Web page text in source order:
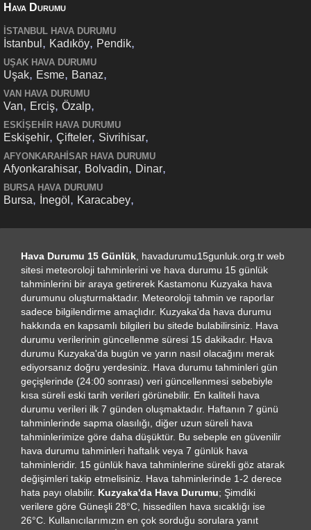
Hava Durumu
İSTANBUL HAVA DURUMU
İstanbul , Kadıköy, Pendik,
UŞAK HAVA DURUMU
Uşak, Esme, Banaz,
VAN HAVA DURUMU
Van, Erciş, Özalp,
ESKIŞEHIR HAVA DURUMU
Eskişehir, Çifteler, Sivrihisar,
AFYONKARAHISAR HAVA DURUMU
Afyonkarahisar, Bolvadin, Dinar,
BURSA HAVA DURUMU
Bursa, İnegöl , Karacabey,
Hava Durumu 15 Günlük , havadurumu15gunluk.org.tr web
sitesi meteoroloji tahminlerini ve hava durumu 15 günlük
tahminlerini bir araya getirerek Kastamonu Kuzyaka hava
durumunu oluşturmaktadır. Meteoroloji tahmin ve raporlar
sadece bilgilendirme amaçlıdır. Kuzyaka'da hava durumu
hakkında en kapsamlı bilgileri bu sitede bulabilirsiniz. Hava
durumu verilerinin güncellenme süresi 15 dakikadır. Hava
durumu Kuzyaka'da bugün ve yarın nasıl olacağını merak
ediyorsanız doğru yerdesiniz. Hava durumu tahminleri gün
geçişlerinde (24:00 sonrası) veri güncellenmesi sebebiyle
kısa süreli eski tarih verileri görünebilir. En kaliteli hava
durumu verileri ilk 7 günden oluşmaktadır. Haftanın 7 günü
tahminlerinde sapma olasılığı, diğer uzun süreli hava
tahminlerimize göre daha düşüktür. Bu sebeple en güvenilir
hava durumu tahminleri haftalık veya 7 günlük hava
tahminleridir. 15 günlük hava tahminlerine sürekli göz atarak
değişimleri takip etmelisiniz. Hava tahminlerinde 1-2 derece
hata payı olabilir. Kuzyaka'da Hava Durumu; Şimdiki
verilere göre Güneşli 28°C, hissedilen hava sıcaklığı ise
26°C. Kullanıcılarımızın en çok sorduğu sorulara yanıt